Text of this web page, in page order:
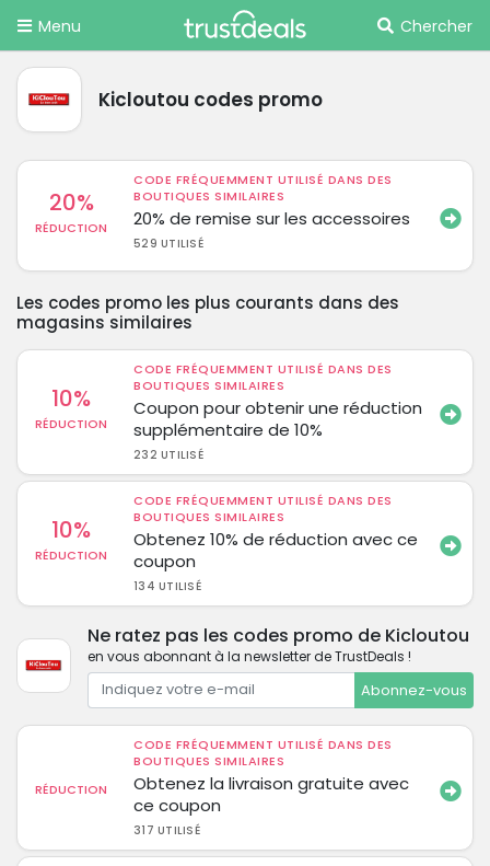
Menu Chercher
Kicloutou codes promo
20%
RÉDUCTION
CODE FRÉQUEMMENT UTILISÉ DANS DES
BOUTIQUES SIMILAIRES
20% de remise sur les accessoires
529 UTILISÉ
Les codes promo les plus courants dans des
magasins similaires
10%
RÉDUCTION
CODE FRÉQUEMMENT UTILISÉ DANS DES
BOUTIQUES SIMILAIRES
Coupon pour obtenir une réduction
supplémentaire de 10%
232 UTILISÉ
10%
RÉDUCTION
CODE FRÉQUEMMENT UTILISÉ DANS DES
BOUTIQUES SIMILAIRES
Obtenez 10% de réduction avec ce
coupon
134 UTILISÉ
Ne ratez pas les codes promo de Kicloutou
en vous abonnant à la newsletter de TrustDeals !
Abonnez-vous
RÉDUCTION
CODE FRÉQUEMMENT UTILISÉ DANS DES
BOUTIQUES SIMILAIRES
Obtenez la livraison gratuite avec
ce coupon
317 UTILISÉ